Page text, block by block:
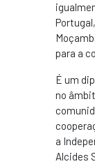
para a
É um
no
a
Alcides